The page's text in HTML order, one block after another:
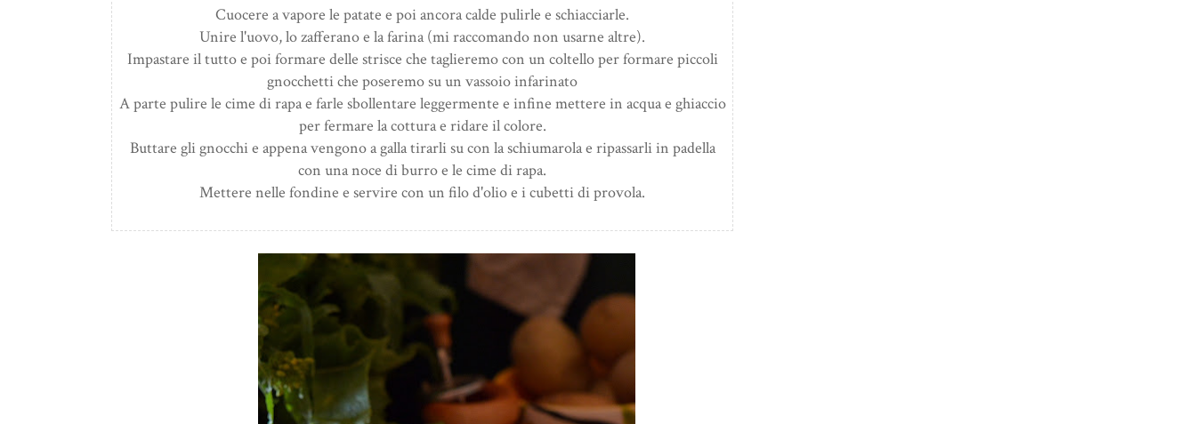
Cuocere a vapore le patate e poi ancora calde pulirle e schiacciarle.
Unire l'uovo, lo zafferano e la farina (mi raccomando non usarne altre).
Impastare il tutto e poi formare delle strisce che taglieremo con un coltello per formare piccoli
gnocchetti che poseremo su un vassoio infarinato
A parte pulire le cime di rapa e farle sbollentare leggermente e infine mettere in acqua e ghiaccio
per fermare la cottura e ridare il colore.
Buttare gli gnocchi e appena vengono a galla tirarli su con la schiumarola e ripassarli in padella
con una noce di burro e le cime di rapa.
Mettere nelle fondine e servire con un filo d'olio e i cubetti di provola.